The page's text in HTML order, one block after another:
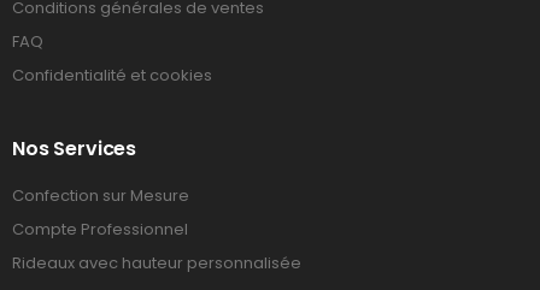
Conditions générales de ventes
FAQ
Confidentialité et cookies
Nos Services
Confection sur Mesure
Compte Professionnel
Rideaux avec hauteur personnalisée